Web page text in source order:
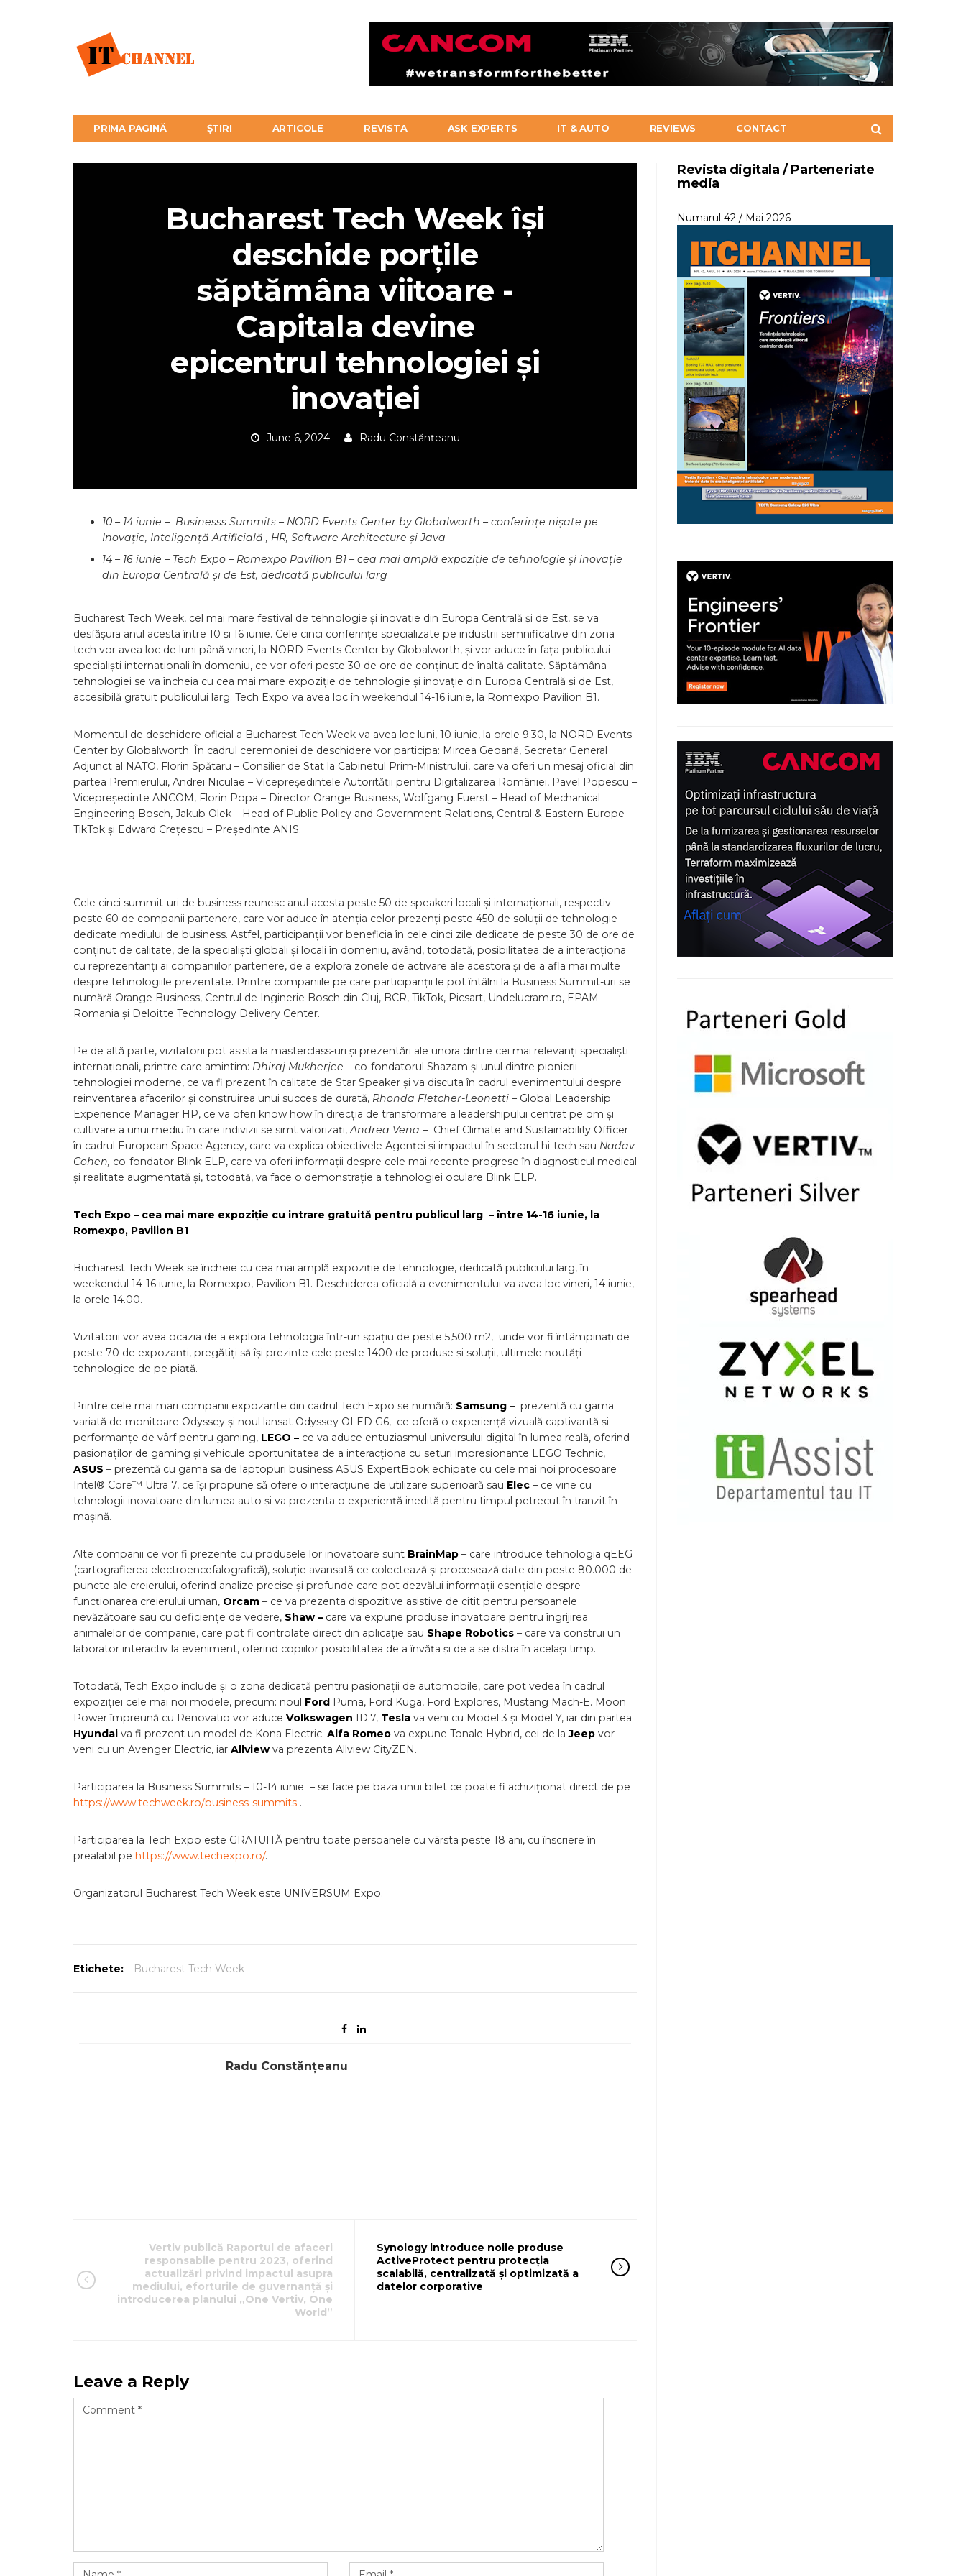
PRIMA PAGINĂ ȘTIRI ARTICOLE REVISTA ASK EXPERTS IT & AUTO REVIEWS CONTACT
Bucharest Tech Week își
deschide porțile
săptămâna viitoare -
Capitala devine
epicentrul tehnologiei și
inovației
June 6, 2024 Radu Constănțeanu
10 – 14 iunie – Businesss Summits – NORD Events Center by Globalworth – conferințe nișate pe
Inovație, Inteligență Artificială , HR, Software Architecture și Java
14 – 16 iunie – Tech Expo – Romexpo Pavilion B1 – cea mai amplă expoziție de tehnologie și inovație
din Europa Centrală și de Est, dedicată publicului larg
Bucharest Tech Week, cel mai mare festival de tehnologie și inovație din Europa Centrală și de Est, se va
desfășura anul acesta între 10 și 16 iunie. Cele cinci conferințe specializate pe industrii semnificative din zona
tech vor avea loc de luni până vineri, la NORD Events Center by Globalworth, și vor aduce în fața publicului
specialiști internaționali în domeniu, ce vor oferi peste 30 de ore de conținut de înaltă calitate. Săptămâna
tehnologiei se va încheia cu cea mai mare expoziție de tehnologie și inovație din Europa Centrală și de Est,
accesibilă gratuit publicului larg. Tech Expo va avea loc în weekendul 14-16 iunie, la Romexpo Pavilion B1.
Momentul de deschidere oficial a Bucharest Tech Week va avea loc luni, 10 iunie, la orele 9:30, la NORD Events
Center by Globalworth. În cadrul ceremoniei de deschidere vor participa: Mircea Geoană, Secretar General
Adjunct al NATO, Florin Spătaru – Consilier de Stat la Cabinetul Prim-Ministrului, care va oferi un mesaj oficial din
partea Premierului, Andrei Niculae – Vicepreședintele Autorității pentru Digitalizarea României, Pavel Popescu –
Vicepreședinte ANCOM, Florin Popa – Director Orange Business, Wolfgang Fuerst – Head of Mechanical
Engineering Bosch, Jakub Olek – Head of Public Policy and Government Relations, Central & Eastern Europe
TikTok și Edward Crețescu – Președinte ANIS.
Cele cinci summit-uri de business reunesc anul acesta peste 50 de speakeri locali și internaționali, respectiv
peste 60 de companii partenere, care vor aduce în atenția celor prezenți peste 450 de soluții de tehnologie
dedicate mediului de business. Astfel, participanții vor beneficia în cele cinci zile dedicate de peste 30 de ore de
conținut de calitate, de la specialiști globali și locali în domeniu, având, totodată, posibilitatea de a interacționa
cu reprezentanți ai companiilor partenere, de a explora zonele de activare ale acestora și de a afla mai multe
despre tehnologiile prezentate. Printre companiile pe care participanții le pot întâlni la Business Summit-uri se
numără Orange Business, Centrul de Inginerie Bosch din Cluj, BCR, TikTok, Picsart, Undelucram.ro, EPAM
Romania și Deloitte Technology Delivery Center.
Pe de altă parte, vizitatorii pot asista la masterclass-uri și prezentări ale unora dintre cei mai relevanți specialiști
internaționali, printre care amintim: Dhiraj Mukherjee – co-fondatorul Shazam și unul dintre pionierii
tehnologiei moderne, ce va fi prezent în calitate de Star Speaker și va discuta în cadrul evenimentului despre
reinventarea afacerilor și construirea unui succes de durată, Rhonda Fletcher-Leonetti – Global Leadership
Experience Manager HP, ce va oferi know how în direcția de transformare a leadershipului centrat pe om și
cultivare a unui mediu în care indivizii se simt valorizați,Andrea Vena – Chief Climate and Sustainability Officer
în cadrul European Space Agency, care va explica obiectivele Agenței și impactul în sectorul hi-tech sau Nadav
Cohen, co-fondator Blink ELP, care va oferi informații despre cele mai recente progrese în diagnosticul medical
și realitate augmentată și, totodată, va face o demonstrație a tehnologiei oculare Blink ELP.
Tech Expo – cea mai mare expoziție cu intrare gratuită pentru publicul larg – între 14-16 iunie, la
Romexpo, Pavilion B1
Bucharest Tech Week se încheie cu cea mai amplă expoziție de tehnologie, dedicată publicului larg, în
weekendul 14-16 iunie, la Romexpo, Pavilion B1. Deschiderea oficială a evenimentului va avea loc vineri, 14 iunie,
la orele 14.00.
Vizitatorii vor avea ocazia de a explora tehnologia într-un spațiu de peste 5,500 m2, unde vor fi întâmpinați de
peste 70 de expozanți, pregătiți să își prezinte cele peste 1400 de produse și soluții, ultimele noutăți
tehnologice de pe piață.
Printre cele mai mari companii expozante din cadrul Tech Expo se numără: Samsung – prezentă cu gama
variată de monitoare Odyssey și noul lansat Odyssey OLED G6, ce oferă o experiență vizuală captivantă și
performanțe de vârf pentru gaming, LEGO – ce va aduce entuziasmul universului digital în lumea reală, oferind
pasionaților de gaming și vehicule oportunitatea de a interacționa cu seturi impresionante LEGO Technic,
ASUS – prezentă cu gama sa de laptopuri business ASUS ExpertBook echipate cu cele mai noi procesoare
Intel® Core™ Ultra 7, ce își propune să ofere o interacțiune de utilizare superioară sau Elec – ce vine cu
tehnologii inovatoare din lumea auto și va prezenta o experiență inedită pentru timpul petrecut în tranzit în
mașină.
Alte companii ce vor fi prezente cu produsele lor inovatoare sunt BrainMap – care introduce tehnologia qEEG
(cartografierea electroencefalografică), soluție avansată ce colectează și procesează date din peste 80.000 de
puncte ale creierului, oferind analize precise și profunde care pot dezvălui informații esențiale despre
funcționarea creierului uman, Orcam – ce va prezenta dispozitive asistive de citit pentru persoanele
nevăzătoare sau cu deficiențe de vedere, Shaw – care va expune produse inovatoare pentru îngrijirea
animalelor de companie, care pot fi controlate direct din aplicație sau Shape Robotics – care va construi un
laborator interactiv la eveniment, oferind copiilor posibilitatea de a învăța și de a se distra în același timp.
Totodată, Tech Expo include și o zona dedicată pentru pasionații de automobile, care pot vedea în cadrul
expoziției cele mai noi modele, precum: noul Ford Puma, Ford Kuga, Ford Explores, Mustang Mach-E. Moon
Power împreună cu Renovatio vor aduce Volkswagen ID.7, Tesla va veni cu Model 3 și Model Y, iar din partea
Hyundai va fi prezent un model de Kona Electric. Alfa Romeo va expune Tonale Hybrid, cei de la Jeep vor
veni cu un Avenger Electric, iar Allview va prezenta Allview CityZEN.
Participarea la Business Summits – 10-14 iunie – se face pe baza unui bilet ce poate fi achiziționat direct de pe
https://www.techweek.ro/business-summits .
Participarea la Tech Expo este GRATUITĂ pentru toate persoanele cu vârsta peste 18 ani, cu înscriere în
prealabil pe https://www.techexpo.ro/.
Organizatorul Bucharest Tech Week este UNIVERSUM Expo.
Etichete: Bucharest Tech Week
Radu Constănțeanu
Vertiv publică Raportul de afaceri
responsabile pentru 2023, oferind
actualizări privind impactul asupra
mediului, eforturile de guvernanță și
introducerea planului „One Vertiv, One
World”
Synology introduce noile produse
ActiveProtect pentru protecția
scalabilă, centralizată și optimizată a
datelor corporative
Leave a Reply
Revista digitala / Parteneriate
media
Numarul 42 / Mai 2026